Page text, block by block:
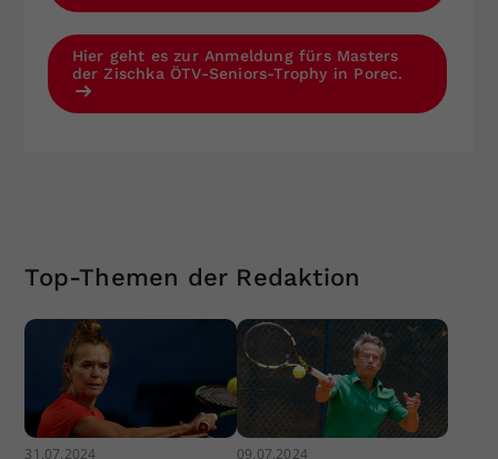
Hier geht es zur Anmeldung fürs Masters
der Zischka ÖTV-Seniors-Trophy in Porec.
Top-Themen der Redaktion
31.07.2024 09.07.2024